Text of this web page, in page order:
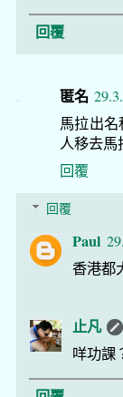
回覆
匿名
馬拉出
人移去馬
回覆
回覆
Paul
香港都
止凡
咩功課